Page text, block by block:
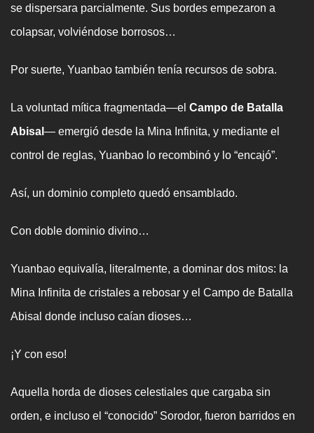
se dispersara parcialmente. Sus bordes empezaron a
colapsar, volviéndose borrosos…
Por suerte, Yuanbao también tenía recursos de sobra.
La voluntad mítica fragmentada—el Campo de Batalla
Abisal — emergió desde la Mina Infinita, y mediante el
control de reglas, Yuanbao lo recombinó y lo “encajó”.
Así, un dominio completo quedó ensamblado.
Con doble dominio divino…
Yuanbao equivalía, literalmente, a dominar dos mitos: la
Mina Infinita de cristales a rebosar y el Campo de Batalla
Abisal donde incluso caían dioses…
¡Y con eso!
Aquella horda de dioses celestiales que cargaba sin
orden, e incluso el “conocido” Sorodor, fueron barridos en